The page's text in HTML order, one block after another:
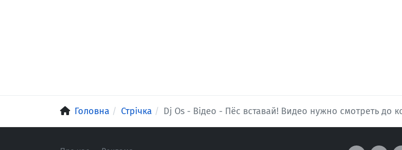
Головна Стрічка Dj Os - Відео - Пёс вставай! Видео нужно смотреть до